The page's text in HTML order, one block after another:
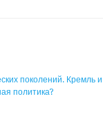
поколений. Кремль и
политика?